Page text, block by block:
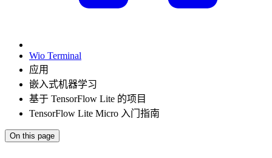
Wio Terminal
应用
嵌入式机器学习
基于 TensorFlow Lite 的项目
TensorFlow Lite Micro 入门指南
On this page